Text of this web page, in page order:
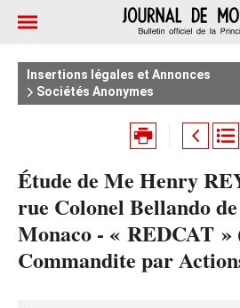
Insertions légales et Annonces
Sociétés Anonymes
Étude de Me Henry
rue Colonel Bellando
Monaco - « REDCAT »
Commandite par